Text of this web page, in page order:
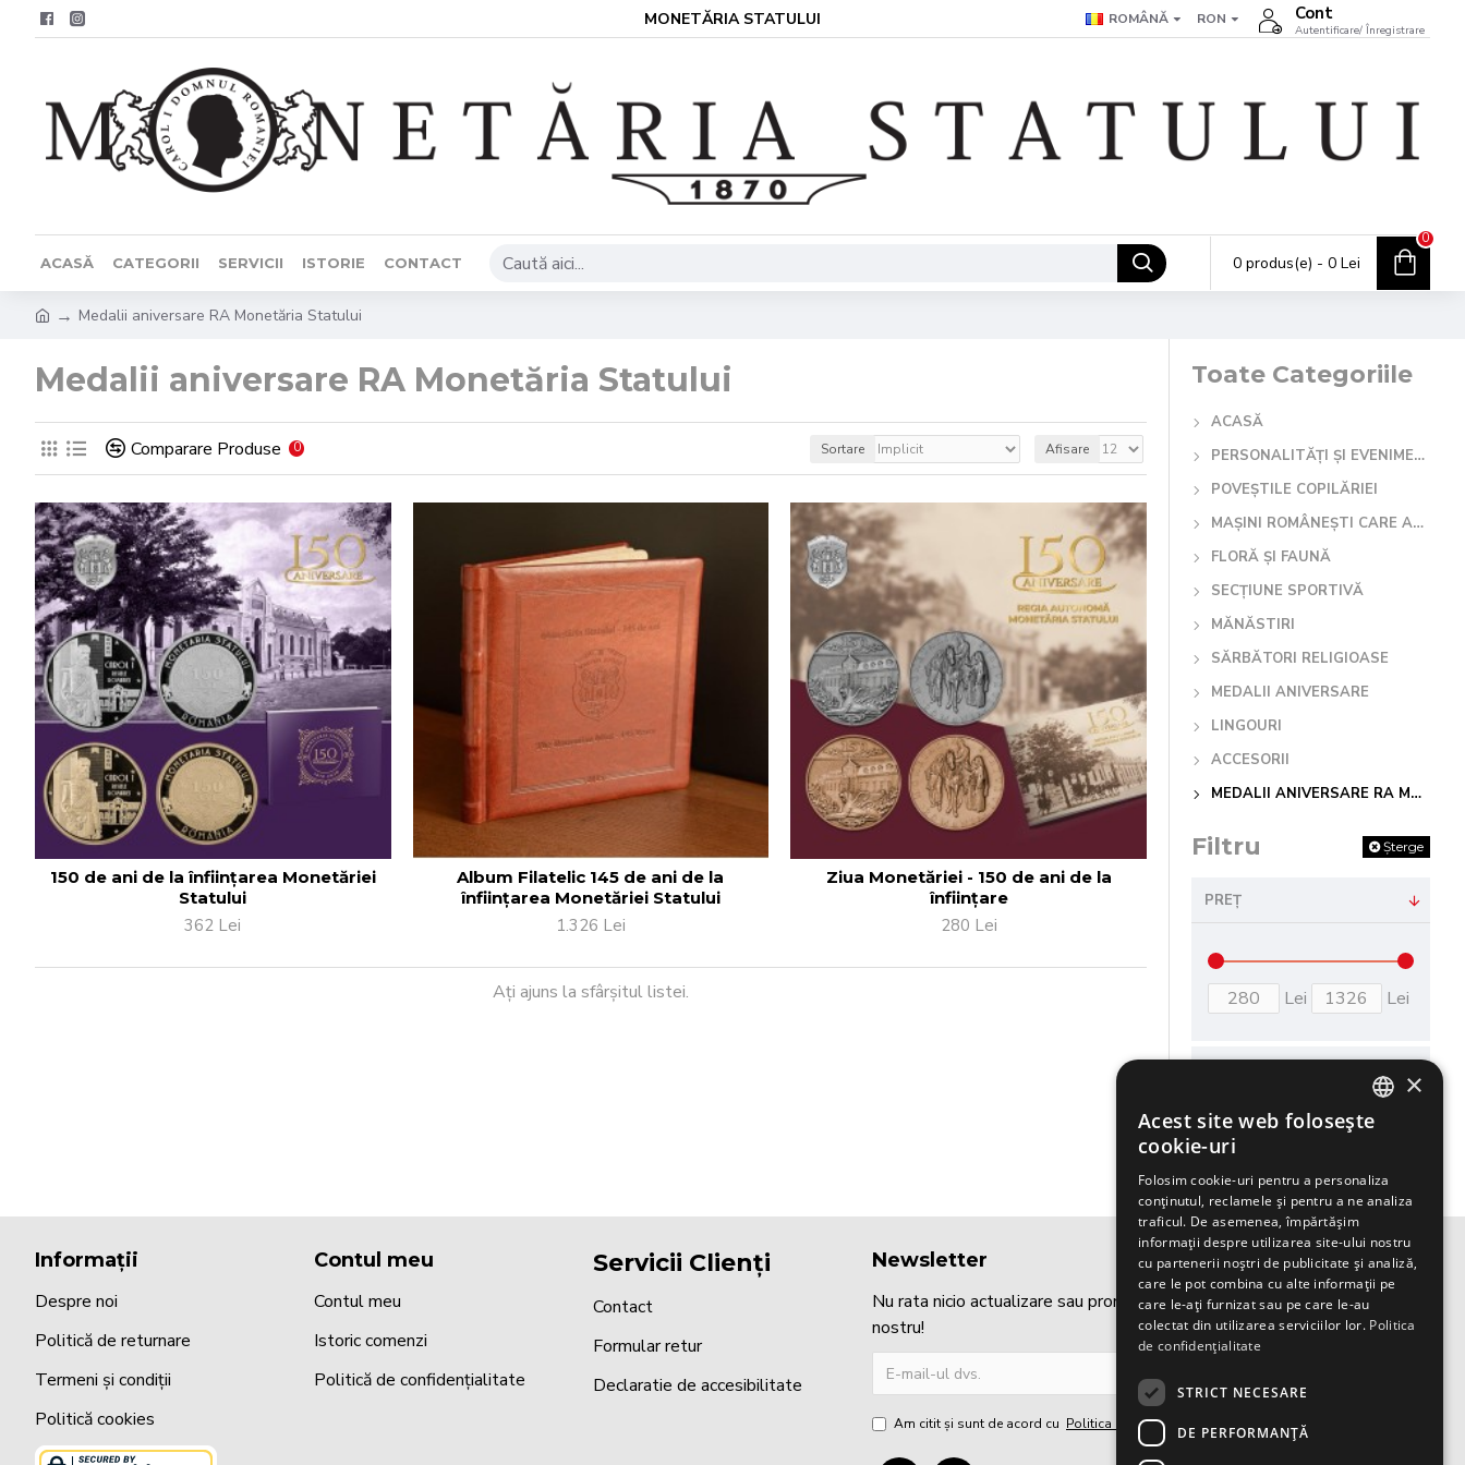
MONETĂRIA STATULUI ROMÂNĂ RON Cont
Autentificare/ Înregistrare
ACASĂ CATEGORII SERVICII ISTORIE CONTACT 0 produs(e) - 0 Lei
0
Medalii aniversare RA Monetăria Statului
Medalii aniversare RA Monetăria Statului
Comparare Produse 0 Sortare Afisare
150 de ani de la înființarea Monetăriei
Statului
362 Lei
Album Filatelic 145 de ani de la
înființarea Monetăriei Statului
1.326 Lei
Ziua Monetăriei - 150 de ani de la
înființare
280 Lei
Ați ajuns la sfârșitul listei.
Toate Categoriile
ACASĂ
PERSONALITĂȚI ȘI EVENIMENTE ISTORICE
POVEȘTILE COPILĂRIEI
MAȘINI ROMÂNEȘTI CARE AU SCRIS ISTORIE
FLORĂ ȘI FAUNĂ
SECȚIUNE SPORTIVĂ
MĂNĂSTIRI
SĂRBĂTORI RELIGIOASE
MEDALII ANIVERSARE
LINGOURI
ACCESORII
MEDALII ANIVERSARE RA MONETARIA STATULUI
Filtru Șterge
PREȚ
Lei Lei
În stoc
Informații
Despre noi
Politică de returnare
Termeni și condiții
Politică cookies
Contul meu
Contul meu
Istoric comenzi
Politică de confidențialitate
Servicii Clienți
Contact
Formular retur
Declaratie de accesibilitate
Newsletter
Nu rata nicio actualizare sau promoție abonându-te la newsletter-ul
nostru!
Am citit şi sunt de acord cu Politica de confidențialitate
ROMANIAN
×
Acest site web folosește
cookie-uri
Folosim cookie-uri pentru a personaliza
conținutul, reclamele și pentru a ne analiza
traficul. De asemenea, împărtășim
informații despre utilizarea site-ului nostru
cu partenerii noștri de publicitate și analiză,
care le pot combina cu alte informații pe
care le-ați furnizat sau pe care le-au
colectat din utilizarea serviciilor lor. Politica
de confidențialitate
STRICT NECESARE
DE PERFORMANȚĂ